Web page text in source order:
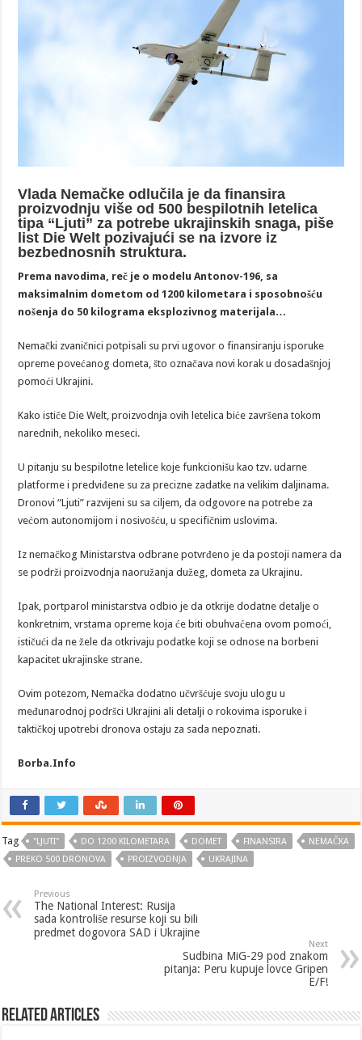
Vlada Nemačke odlučila je da finansira
proizvodnju više od 500 bespilotnih letelica
tipa “Ljuti” za potrebe ukrajinskih snaga, piše
list Die Welt pozivajući se na izvore iz
bezbednosnih struktura.
Prema navodima, reč je o modelu Antonov-196, sa
maksimalnim dometom od 1200 kilometara i sposobnošću
nošenja do 50 kilograma eksplozivnog materijala…
Nemački zvaničnici potpisali su prvi ugovor o finansiranju isporuke
opreme povećanog dometa, što označava novi korak u dosadašnjoj
pomoći Ukrajini.
Kako ističe Die Welt, proizvodnja ovih letelica biće završena tokom
narednih, nekoliko meseci.
U pitanju su bespilotne letelice koje funkcionišu kao tzv. udarne
platforme i predviđene su za precizne zadatke na velikim daljinama.
Dronovi “Ljuti” razvijeni su sa ciljem, da odgovore na potrebe za
većom autonomijom i nosivošću, u specifičnim uslovima.
Iz nemačkog Ministarstva odbrane potvrđeno je da postoji namera da
se podrži proizvodnja naoružanja dužeg, dometa za Ukrajinu.
Ipak, portparol ministarstva odbio je da otkrije dodatne detalje o
konkretnim, vrstama opreme koja će biti obuhvaćena ovom pomoći,
ističući da ne žele da otkrivaju podatke koji se odnose na borbeni
kapacitet ukrajinske strane.
Ovim potezom, Nemačka dodatno učvršćuje svoju ulogu u
međunarodnoj podršci Ukrajini ali detalji o rokovima isporuke i
taktičkoj upotrebi dronova ostaju za sada nepoznati.
Borba.Info
Tag "LJUTI" DO 1200 KILOMETARA DOMET FINANSIRA
NEMAČKA
PREKO 500 DRONOVA
PROIZVODNJA UKRAJINA
Previous
The National Interest: Rusija
sada kontroliše resurse koji su bili
predmet dogovora SAD i Ukrajine
Next
Sudbina MiG-29 pod znakom
pitanja: Peru kupuje lovce Gripen
E/F!
Related Articles